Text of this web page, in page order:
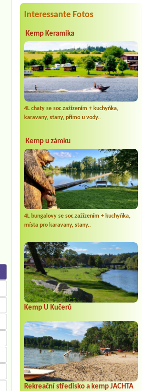
Interessante Fotos
Kemp Keramika
4L chaty se soc.zažízením + kuchyňka,
karavany, stany, přímo u vody..
Kemp u zámku
4L bungalovy se soc.zažízením + kuchyňka,
místa pro karavany, stany..
Kemp U Kučerů
Rekreační středisko a kemp JACHTA